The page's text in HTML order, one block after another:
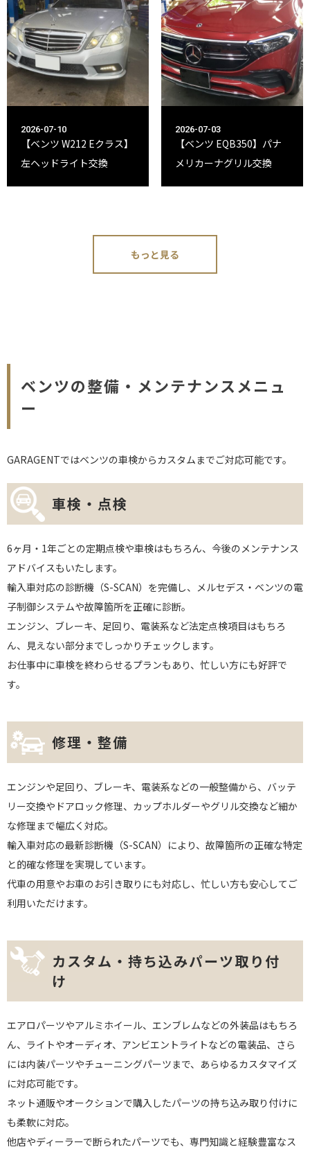
2026-07-10
【ベンツ W212 Eクラス】
左ヘッドライト交換
2026-07-03
【ベンツ EQB350】パナ
メリカーナグリル交換
もっと見る
ベンツの整備・メンテナンスメニュ
ー
GARAGENTではベンツの車検からカスタムまでご対応可能です。
車検・点検
6ヶ月・1年ごとの定期点検や車検はもちろん、今後のメンテナンス
アドバイスもいたします。
輸入車対応の診断機（S-SCAN）を完備し、メルセデス・ベンツの電
子制御システムや故障箇所を正確に診断。
エンジン、ブレーキ、足回り、電装系など法定点検項目はもちろ
ん、見えない部分までしっかりチェックします。
お仕事中に車検を終わらせるプランもあり、忙しい方にも好評で
す。
修理・整備
エンジンや足回り、ブレーキ、電装系などの一般整備から、バッテ
リー交換やドアロック修理、カップホルダーやグリル交換など細か
な修理まで幅広く対応。
輸入車対応の最新診断機（S-SCAN）により、故障箇所の正確な特定
と的確な修理を実現しています。
代車の用意やお車のお引き取りにも対応し、忙しい方も安心してご
利用いただけます。
カスタム・持ち込みパーツ取り付
け
エアロパーツやアルミホイール、エンブレムなどの外装品はもちろ
ん、ライトやオーディオ、アンビエントライトなどの電装品、さら
には内装パーツやチューニングパーツまで、あらゆるカスタマイズ
に対応可能です。
ネット通販やオークションで購入したパーツの持ち込み取り付けに
も柔軟に対応。
他店やディーラーで断られたパーツでも、専門知識と経験豊富なス